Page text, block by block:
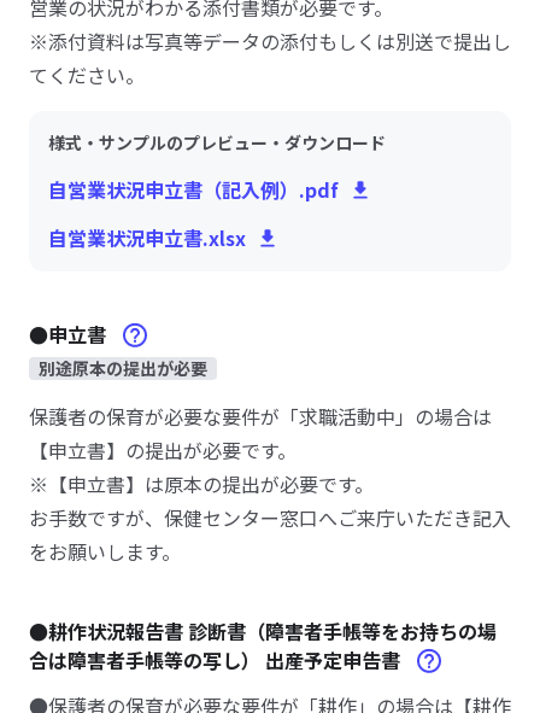
営業の状況がわかる添付書類が必要です。
※添付資料は写真等データの添付もしくは別送で提出し
てください。
様式・サンプルのプレビュー・ダウンロード
自営業状況申立書（記入例）.pdf
自営業状況申立書.xlsx
●申立書
別途原本の提出が必要
保護者の保育が必要な要件が「求職活動中」の場合は
【申立書】の提出が必要です。
※【申立書】は原本の提出が必要です。
お手数ですが、保健センター窓口へご来庁いただき記入
をお願いします。
●耕作状況報告書 診断書（障害者手帳等をお持ちの場
合は障害者手帳等の写し） 出産予定申告書
●保護者の保育が必要な要件が「耕作」の場合は【耕作